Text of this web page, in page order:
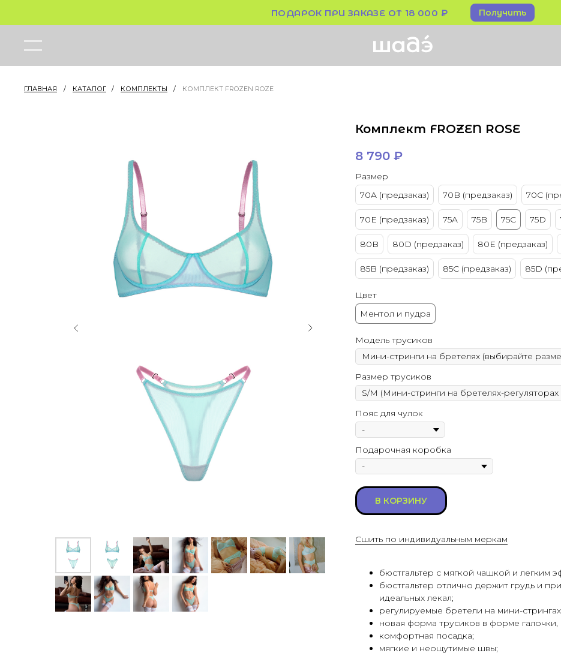
ПОДАРОК ПРИ ЗАКАЗЕ ОТ 18 000 ₽ Получить
ГЛАВНАЯ КАТАЛОГ
/ / КОМПЛЕКТЫ КОМПЛЕКТ FROZEN ROZE
/
Комплект FROZEN ROSE
8 790 ₽
Размер
70A (предзаказ)
70B (предзаказ) 70C
70Е (предзаказ) 75A 75B 75C 75D
80B 80D (предзаказ) 80E (предзаказ)
85B (предзаказ) 85C (предзаказ) 85D
Цвет
Ментол и пудра
Модель трусиков
Размер трусиков
Пояс для чулок
Подарочная коробка
В КОРЗИНУ
Сшить по индивидуальным меркам
бюстгальтер с мягкой чашкой и легким
бюстгальтер отлично держит грудь и
идеальных лекал;
регулируемые бретели на мини-
новая форма трусиков в форме
комфортная посадка;
мягкие и неощутимые швы;